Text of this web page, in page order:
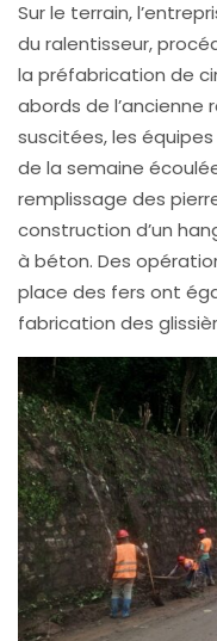
Sur le terrain,
du ralentisseur,
la préfabrication de
abords de l’ancienne
suscitées, les
de la semaine
remplissage des
construction d’un
à béton. Des
place des fers ont
fabrication des